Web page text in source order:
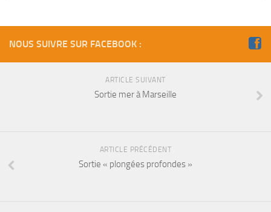
NOUS SUIVRE SUR FACEBOOK :
ARTICLE SUIVANT
Sortie mer à Marseille
ARTICLE PRÉCÉDENT
Sortie « plongées profondes »